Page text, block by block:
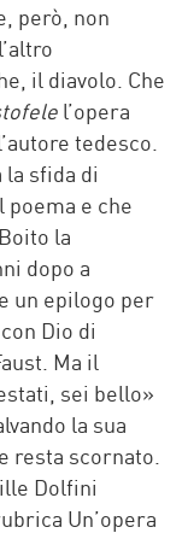
però, non
il diavolo. Che
l’opera
tedesco.
la sfida di
e che
la
dopo a
un epilogo per
Dio di
Ma il
sei bello»
la sua
resta scornato.
Dolfini
Un’opera